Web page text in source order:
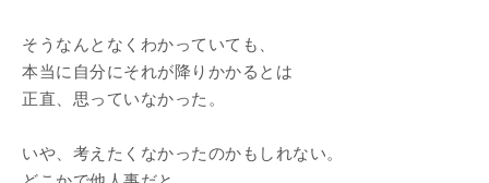
そうなんとなくわかっていても、
本当に自分にそれが降りかかるとは
正直、思っていなかった。
いや、考えたくなかったのかもしれない。